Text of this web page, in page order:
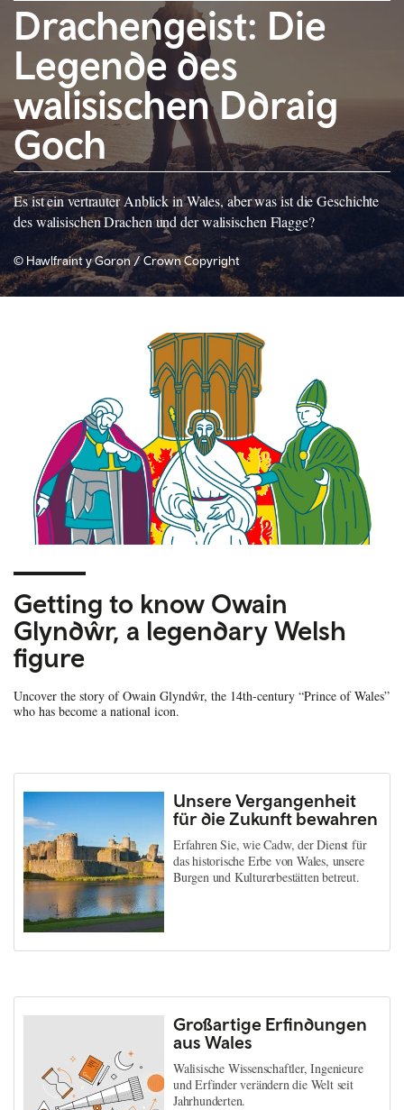
Drachengeist: Die
Legende des
walisischen Ddraig
Goch
Es ist ein vertrauter Anblick in Wales, aber was ist die Geschichte
des walisischen Drachen und der walisischen Flagge?
© Hawlfraint y Goron / Crown Copyright
Getting to know Owain
Glyndŵr, a legendary Welsh
figure
Uncover the story of Owain Glyndŵr, the 14th-century “Prince of Wales”
who has become a national icon.
Unsere Vergangenheit
für die Zukunft bewahren
Erfahren Sie, wie Cadw, der Dienst für
das historische Erbe von Wales, unsere
Burgen und Kulturerbestätten betreut.
Großartige Erfindungen
aus Wales
Walisische Wissenschaftler, Ingenieure
und Erfinder verändern die Welt seit
Jahrhunderten.